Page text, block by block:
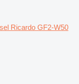
Ricardo GF2-W50